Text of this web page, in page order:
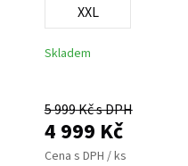
XXL
Skladem
5 999Kč s DPH
4 999 Kč
Cena s DPH / ks